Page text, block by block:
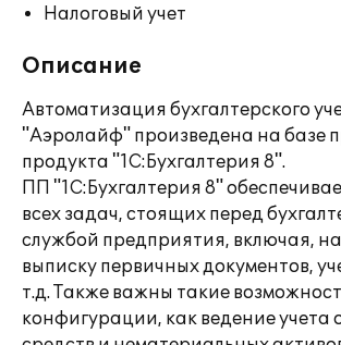
Налоговый учет
Описание
Автоматизация бухгалтерского
"Аэролайф" произведена на базе
продукта "1С:Бухгалтерия 8".
ПП "1С:Бухгалтерия 8"
всех задач, стоящих перед
службой предприятия, включая,
выписку первичных документов,
т.д. Также важны такие
конфигурации, как ведение учета